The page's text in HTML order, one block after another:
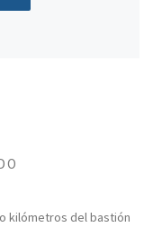
kilómetros del bastión